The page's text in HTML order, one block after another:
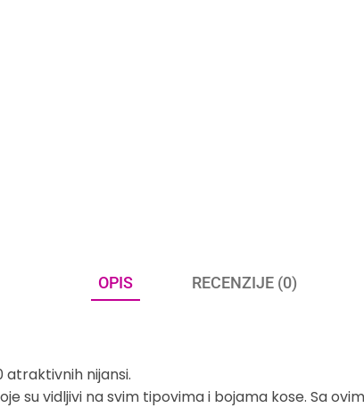
OPIS RECENZIJE (0)
atraktivnih nijansi.
su vidljivi na svim tipovima i bojama kose. Sa